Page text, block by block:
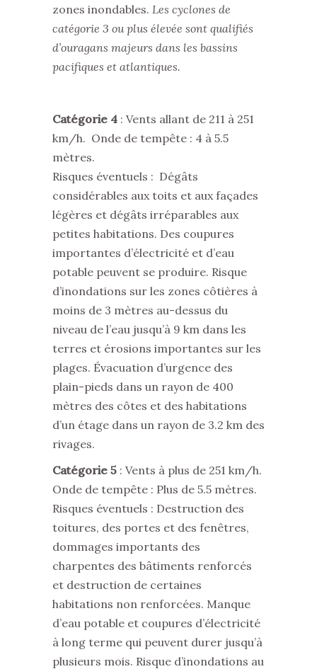
zones inondables. Les cyclones de
catégorie 3 ou plus élevée sont qualifiés
d’ouragans majeurs dans les bassins
pacifiques et atlantiques.
Catégorie 4 : Vents allant de 211 à 251
km/h. Onde de tempête : 4 à 5.5
mètres.
Risques éventuels : Dégâts
considérables aux toits et aux façades
légères et dégâts irréparables aux
petites habitations. Des coupures
importantes d’électricité et d’eau
potable peuvent se produire. Risque
d’inondations sur les zones côtières à
moins de 3 mètres au-dessus du
niveau de l’eau jusqu’à 9 km dans les
terres et érosions importantes sur les
plages. Évacuation d’urgence des
plain-pieds dans un rayon de 400
mètres des côtes et des habitations
d’un étage dans un rayon de 3.2 km des
rivages.
Catégorie 5 : Vents à plus de 251 km/h.
Onde de tempête : Plus de 5.5 mètres.
Risques éventuels : Destruction des
toitures, des portes et des fenêtres,
dommages importants des
charpentes des bâtiments renforcés
et destruction de certaines
habitations non renforcées. Manque
d’eau potable et coupures d’électricité
à long terme qui peuvent durer jusqu’à
plusieurs mois. Risque d’inondations au